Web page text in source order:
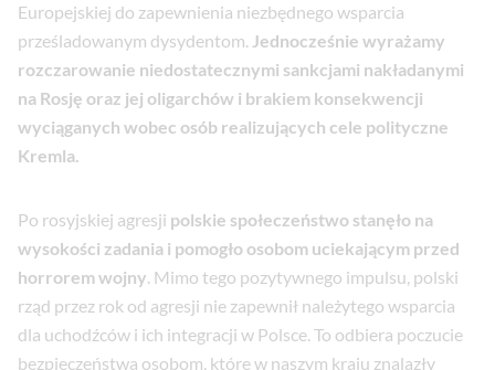
Europejskiej do zapewnienia niezbędnego wsparcia
prześladowanym dysydentom. Jednocześnie wyrażamy
rozczarowanie niedostatecznymi sankcjami nakładanymi
na Rosję oraz jej oligarchów i brakiem konsekwencji
wyciąganych wobec osób realizujących cele polityczne
Kremla.
Po rosyjskiej agresji polskie społeczeństwo stanęło na
wysokości zadania i pomogło osobom uciekającym przed
horrorem wojny. Mimo tego pozytywnego impulsu, polski
rząd przez rok od agresji nie zapewnił należytego wsparcia
dla uchodźców i ich integracji w Polsce. To odbiera poczucie
bezpieczeństwa osobom, które w naszym kraju znalazły